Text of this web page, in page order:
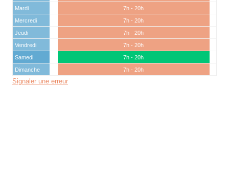
Mardi
7h - 20h
Mercredi
7h - 20h
Jeudi
7h - 20h
Vendredi
7h - 20h
Samedi
7h - 20h
Dimanche
7h - 20h
Signaler une erreur